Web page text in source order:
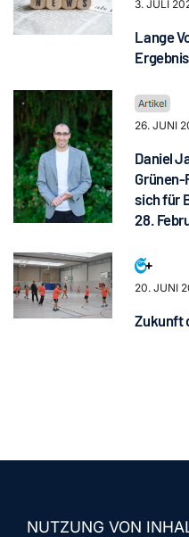
3. JULI
Lange
Ergebnis
26. JUNI
Daniel
sich für
28.
20. JUNI
Zukunft
NUTZUNG VON